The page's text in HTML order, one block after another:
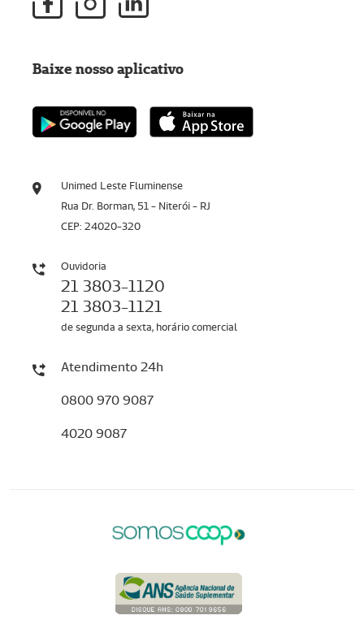
Unimed Leste Fluminense
Rua Dr. Borman, 51 - Niterói - RJ
CEP: 24020-320
Ouvidoria
21 3803-1120
21 3803-1121
de segunda a sexta, horário comercial
Atendimento 24h
0800 970 9087
4020 9087
Baixe nosso aplicativo